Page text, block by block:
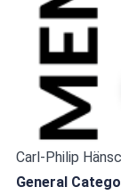
Carl-Philip
General